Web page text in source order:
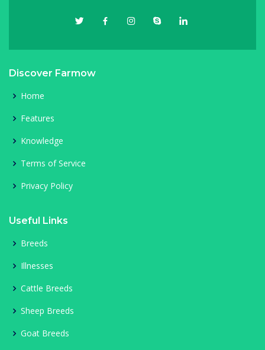
Discover Farmow
Home
Features
Knowledge
Terms of Service
Privacy Policy
Useful Links
Breeds
Illnesses
Cattle Breeds
Sheep Breeds
Goat Breeds